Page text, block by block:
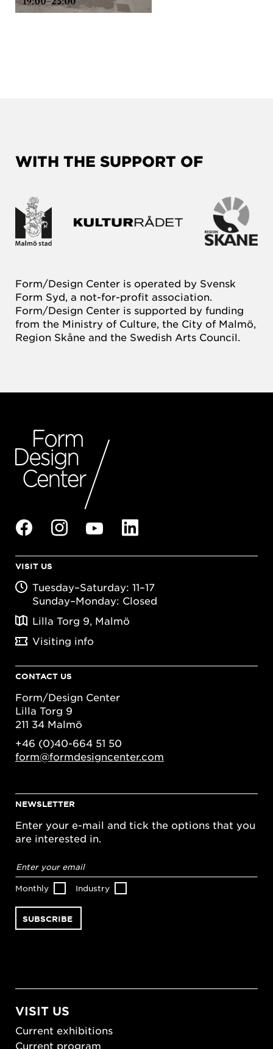
WITH THE SUPPORT OF
Form/Design Center is operated by Svensk
Form Syd, a not-for-profit association.
Form/Design Center is supported by funding
from the Ministry of Culture, the City of Malmö,
Region Skåne and the Swedish Arts Council.
VISIT US
Tuesday–Saturday: 11–17
Sunday–Monday: Closed
Lilla Torg 9, Malmö
Visiting info
CONTACT US
Form/Design Center
Lilla Torg 9
211 34 Malmö
+46 (0)40-664 51 50
form@formdesigncenter.com
NEWSLETTER
Enter your e-mail and tick the options that you
are interested in.
address*
Monthly Industry
VISIT US
Current exhibitions
Current program